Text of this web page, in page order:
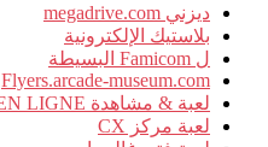
ديزني megadrive.com
بلاستيك الإلكترونية
ل Famicom البسيطة
Flyers.arcade-museum.com
لعبة & مشاهدة EN LIGNE
لعبة مركز CX